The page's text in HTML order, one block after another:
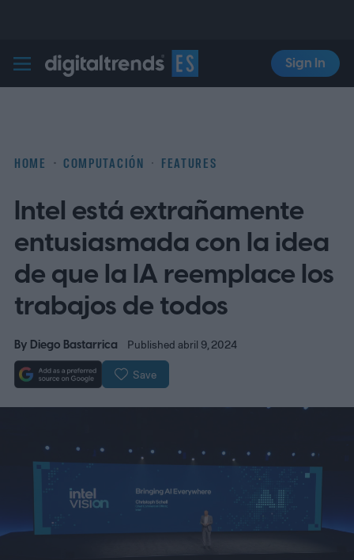
Digital Trends Español
Sign In
HOME COMPUTACIÓN FEATURES
Intel está extrañamente
entusiasmada con la idea
de que la IA reemplace los
trabajos de todos
By Diego Bastarrica Published abril 9, 2024
Save